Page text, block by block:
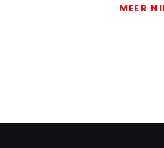
MEER